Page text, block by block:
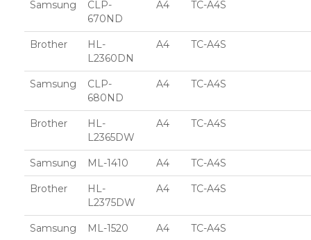
Samsung
CLP-
670ND
A4 TC-A4S
Brother
HL-
L2360DN
A4 TC-A4S
Samsung
CLP-
680ND
A4 TC-A4S
Brother
HL-
L2365DW
A4 TC-A4S
Samsung ML-1410 A4 TC-A4S
Brother
HL-
L2375DW
A4 TC-A4S
Samsung ML-1520 A4 TC-A4S